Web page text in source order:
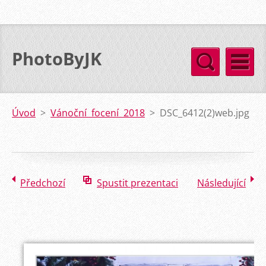
PhotoByJK
Úvod > Vánoční focení 2018 > DSC_6412(2)web.jpg
Předchozí Spustit prezentaci Následující